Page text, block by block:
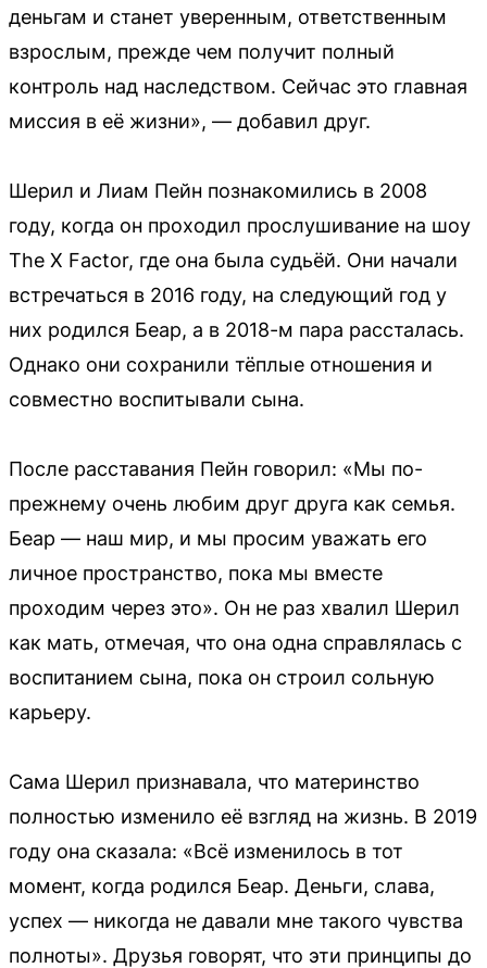
деньгам и станет уверенным, ответственным
взрослым, прежде чем получит полный
контроль над наследством. Сейчас это главная
миссия в её жизни», — добавил друг.
Шерил и Лиам Пейн познакомились в 2008
году, когда он проходил прослушивание на шоу
The X Factor, где она была судьёй. Они начали
встречаться в 2016 году, на следующий год у
них родился Беар, а в 2018-м пара рассталась.
Однако они сохранили тёплые отношения и
совместно воспитывали сына.
После расставания Пейн говорил: «Мы по-
прежнему очень любим друг друга как семья.
Беар — наш мир, и мы просим уважать его
личное пространство, пока мы вместе
проходим через это». Он не раз хвалил Шерил
как мать, отмечая, что она одна справлялась с
воспитанием сына, пока он строил сольную
карьеру.
Сама Шерил признавала, что материнство
полностью изменило её взгляд на жизнь. В 2019
году она сказала: «Всё изменилось в тот
момент, когда родился Беар. Деньги, слава,
успех — никогда не давали мне такого чувства
полноты». Друзья говорят, что эти принципы до